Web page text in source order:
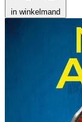
in winkelmand